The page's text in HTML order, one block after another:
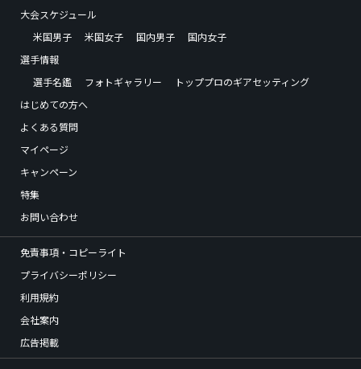
大会スケジュール
米国男子
米国女子 国内男子
国内女子
選手情報
選手名鑑
フォトギャラリー
トッププロのギアセッティング
はじめての方へ
よくある質問
マイページ
キャンペーン
特集
お問い合わせ
免責事項・コピーライト
プライバシーポリシー
利用規約
会社案内
広告掲載